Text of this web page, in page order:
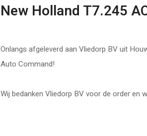
New Holland T7.245
Onlangs afgeleverd aan Vliedorp BV uit
Auto Command!
Wij bedanken Vliedorp BV voor de order en